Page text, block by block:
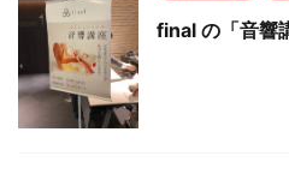
final の「音響